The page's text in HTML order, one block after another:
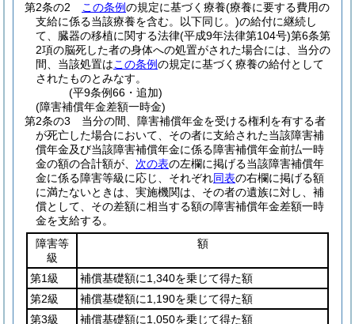
第2条の2
この条例の規定に基づく療養(療養に要する費用の
支給に係る当該療養を含む。以下同じ。)の給付に継続し
て、臓器の移植に関する法律(平成9年法律第104号)第6条第
2項の脳死した者の身体への処置がされた場合には、当分の
間、当該処置はこの条例の規定に基づく療養の給付として
されたものとみなす。
(平9条例66・追加)
(障害補償年金差額一時金)
第2条の3
当分の間、障害補償年金を受ける権利を有する者
が死亡した場合において、その者に支給された当該障害補
償年金及び当該障害補償年金に係る障害補償年金前払一時
金の額の合計額が、 次の表の左欄に掲げる当該障害補償年
金に係る障害等級に応じ、それぞれ同表の右欄に掲げる額
に満たないときは、実施機関は、その者の遺族に対し、補
償として、その差額に相当する額の障害補償年金差額一時
金を支給する。
障害等
級
額
第1級
補償基礎額に1,340を乗じて得た額
第2級
補償基礎額に1,190を乗じて得た額
第3級
補償基礎額に1,050を乗じて得た額